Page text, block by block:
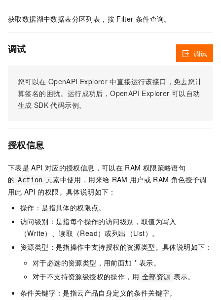
获取数据湖中数据表分区列表，按 Filter 条件查询。
调试
您可以在 OpenAPI Explorer 中直接运行该接口，免去您计
算签名的困扰。运行成功后，OpenAPI Explorer 可以自动
生成 SDK 代码示例。
调试
授权信息
下表是 API 对应的授权信息，可以在 RAM 权限策略语句
的 Action 元素中使用，用来给 RAM 用户或 RAM 角色授予调
用此 API 的权限。具体说明如下：
操作：是指具体的权限点。
访问级别：是指每个操作的访问级别，取值为写入
（Write）、读取（Read）或列出（List）。
资源类型：是指操作中支持授权的资源类型。具体说明如下：
对于必选的资源类型，用前面加 * 表示。
对于不支持资源级授权的操作，用 全部资源 表示。
条件关键字：是指云产品自身定义的条件关键字。